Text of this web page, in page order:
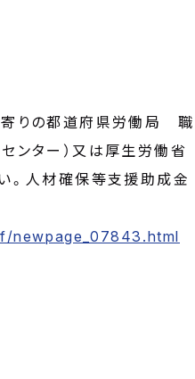
寄りの都道府県労働局 職
ンター）又は厚生労働省
。人材確保等支援助成金
newpage_07843.html